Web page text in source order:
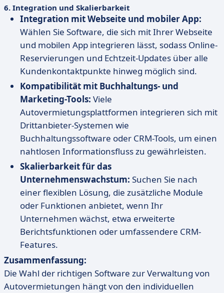
6. Integration und Skalierbarkeit
Integration mit Webseite und mobiler App:
Wählen Sie Software, die sich mit Ihrer Webseite
und mobilen App integrieren lässt, sodass Online-
Reservierungen und Echtzeit-Updates über alle
Kundenkontaktpunkte hinweg möglich sind.
Kompatibilität mit Buchhaltungs- und
Marketing-Tools: Viele
Autovermietungsplattformen integrieren sich mit
Drittanbieter-Systemen wie
Buchhaltungssoftware oder CRM-Tools, um einen
nahtlosen Informationsfluss zu gewährleisten.
Skalierbarkeit für das
Unternehmenswachstum: Suchen Sie nach
einer flexiblen Lösung, die zusätzliche Module
oder Funktionen anbietet, wenn Ihr
Unternehmen wächst, etwa erweiterte
Berichtsfunktionen oder umfassendere CRM-
Features.
Zusammenfassung:
Die Wahl der richtigen Software zur Verwaltung von
Autovermietungen hängt von den individuellen